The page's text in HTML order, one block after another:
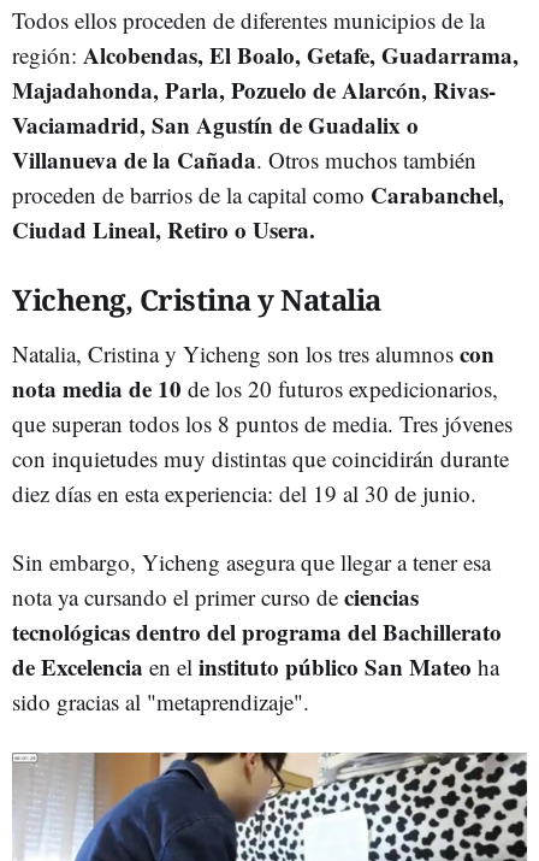
Todos ellos proceden de diferentes municipios de la
región: Alcobendas, El Boalo, Getafe, Guadarrama,
Majadahonda, Parla, Pozuelo de Alarcón, Rivas-
Vaciamadrid, San Agustín de Guadalix o
Villanueva de la Cañada. Otros muchos también
proceden de barrios de la capital como Carabanchel,
Ciudad Lineal, Retiro o Usera.
Yicheng, Cristina y Natalia
Natalia, Cristina y Yicheng son los tres alumnos con
nota media de 10 de los 20 futuros expedicionarios,
que superan todos los 8 puntos de media. Tres jóvenes
con inquietudes muy distintas que coincidirán durante
diez días en esta experiencia: del 19 al 30 de junio.
Sin embargo, Yicheng asegura que llegar a tener esa
nota ya cursando el primer curso de ciencias
tecnológicas dentro del programa del Bachillerato
de Excelencia en el instituto público San Mateo ha
sido gracias al "metaprendizaje".